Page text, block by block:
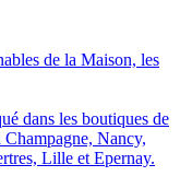
de la Maison, les
dans les boutiques de
Nancy,
Lille et Epernay.